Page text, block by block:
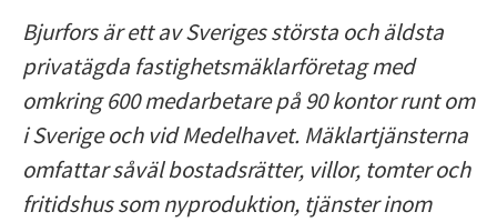
Bjurfors är ett av Sveriges största och äldsta
privatägda fastighetsmäklarföretag med
omkring 600 medarbetare på 90 kontor runt om
i Sverige och vid Medelhavet. Mäklartjänsterna
omfattar såväl bostadsrätter, villor, tomter och
fritidshus som nyproduktion, tjänster inom